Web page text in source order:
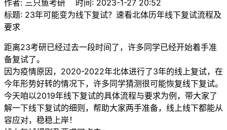
作者: 三只鱼考研 时间: 2023-1-27 20:52
标题: 23年可能变为线下复试？速看北体历年线下复试流程及
要求
距离23考研已经过去一段时间了，许多同学已经开始着手准
备复试了。
因为疫情原因，2020-2022年北体进行了3年的线上复试，在
今年形势好转的情况下，许多同学猜测很可能恢复线下复试。
今天咱以2019年线下复试的具体流程与要求为例，带大家了
解一下线下复试的细则，帮助大家两手准备，线上线下都能从
容应对，稳稳上岸！